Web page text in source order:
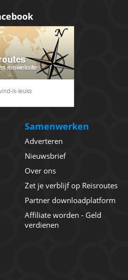
Samenwerken
Adverteren
Nieuwsbrief
Over ons
Zet je verblijf op Reisroutes
Partner downloadplatform
Affiliate worden - Geld
verdienen